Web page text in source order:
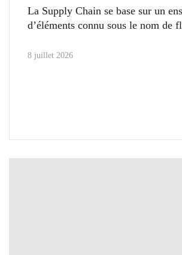
La Supply Chain se base sur un
d’éléments connu sous le nom de
8 juillet 2026